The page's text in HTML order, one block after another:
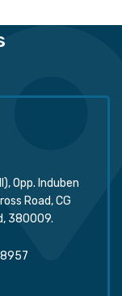
Opp. Induben
Road, CG
380009.